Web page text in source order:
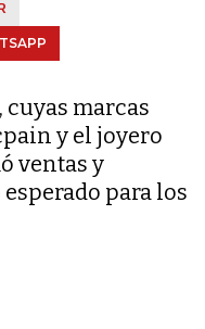
marcas
y el joyero
ventas y
para los